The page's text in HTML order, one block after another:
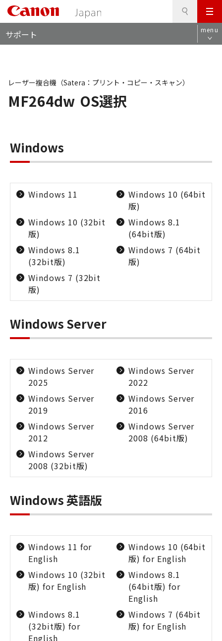
メ
ニ
ュ
サポート menu
MF264dw OS選択
レーザー複合機（Satera：プリント・コピー・スキャン）
Windows
Windows 11
Windows 10 (64bit
版)
Windows 10 (32bit
版)
Windows 8.1
(64bit版)
Windows 8.1
(32bit版)
Windows 7 (64bit
版)
Windows 7 (32bit
版)
Windows Server
Windows Server
2025
Windows Server
2022
Windows Server
2019
Windows Server
2016
Windows Server
2012
Windows Server
2008 (64bit版)
Windows Server
2008 (32bit版)
Windows 英語版
Windows 11 for
English
Windows 10 (64bit
版) for English
Windows 10 (32bit
版) for English
Windows 8.1
(64bit版) for
English
Windows 8.1
(32bit版) for
English
Windows 7 (64bit
版) for English